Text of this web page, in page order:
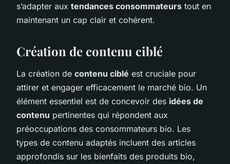
s’adapter aux tendances consommateurs tout en
maintenant un cap clair et cohérent.
Création de contenu ciblé
La création de contenu ciblé est cruciale pour
attirer et engager efficacement le marché bio. Un
élément essentiel est de concevoir des idées de
contenu pertinentes qui répondent aux
préoccupations des consommateurs bio. Les
types de contenu adaptés incluent des articles
approfondis sur les bienfaits des produits bio,